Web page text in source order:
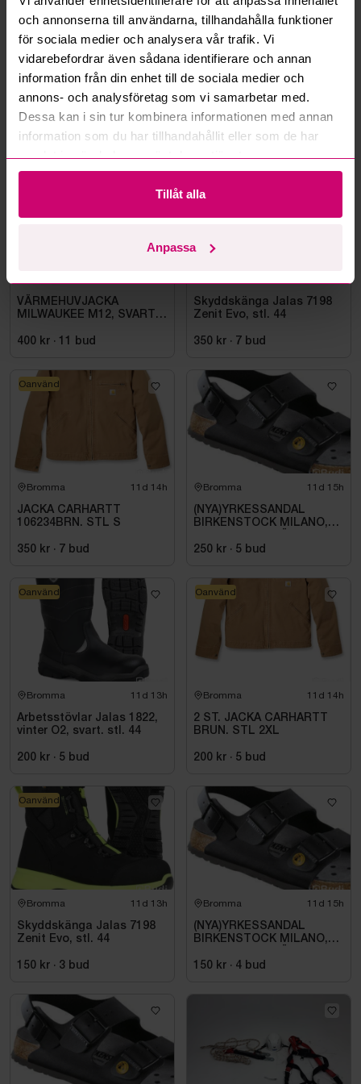
och annonserna till användarna, tillhandahålla funktioner
för sociala medier och analysera vår trafik. Vi
vidarebefordrar även sådana identifierare och annan
information från din enhet till de sociala medier och
annons- och analysföretag som vi samarbetar med.
Dessa kan i sin tur kombinera informationen med annan
information som du har tillhandahållit eller som de har
samlat in när du har använt deras tjänster.
Tillåt alla
Anpassa
Kan ni frakta mina vunna objekt?
Läs fler frågor och svar
Mer från samma kategori
VÄRMEHUVJACKA
MILWAUKEE M12, SVART
400 kr · 11 bud
Oanvänd
Skyddskänga Jalas 7198
Zenit Evo, stl. 44
350 kr · 7 bud
Bromma 11d 14h
JACKA CARHARTT
106234BRN. STL S
350 kr · 7 bud
Oanvänd
Bromma 11d 15h
(NYA)YRKESSANDAL
BIRKENSTOCK MILANO,
SVART. STL 42
250 kr · 5 bud
Bromma 11d 13h
Arbetsstövlar Jalas 1822,
vinter O2, svart. stl. 44
200 kr · 5 bud
Oanvänd
Bromma 11d 14h
2 ST. JACKA CARHARTT
BRUN. STL 2XL
200 kr · 5 bud
Oanvänd
Bromma 11d 13h
Skyddskänga Jalas 7198
Zenit Evo, stl. 44
150 kr · 3 bud
Oanvänd
Bromma 11d 15h
(NYA)YRKESSANDAL
BIRKENSTOCK MILANO,
SVART. STL 42
150 kr · 4 bud